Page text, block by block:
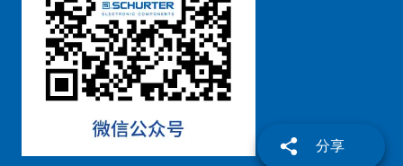
分享